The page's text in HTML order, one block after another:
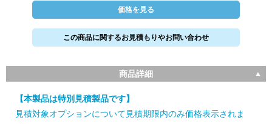
価格を見る
この商品に関するお見積もりやお問い合わせ
商品詳細
【本製品は特別見積製品です】
見積対象オプションについて見積期限内のみ価格表示されま